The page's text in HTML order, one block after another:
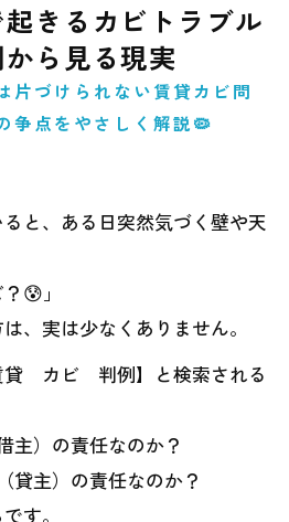
きるカビトラブル
ら見る現実
片づけられない賃貸カビ問
争点をやさしく解説🦠
と、ある日突然気づく壁や天
😰」
、実は少なくありません。
貸 カビ 判例】と検索される
主）の責任なのか？
貸主）の責任なのか？
す。